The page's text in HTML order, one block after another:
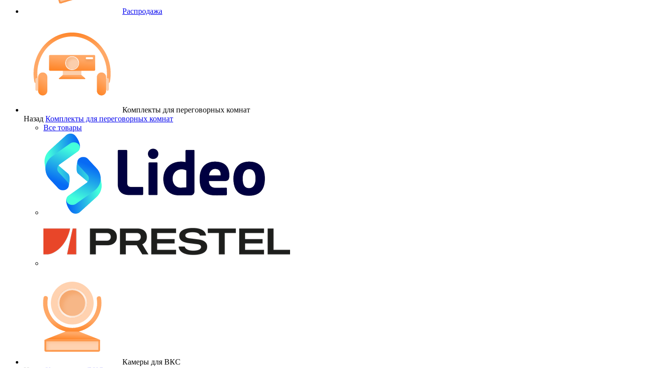
Распродажа
Комплекты для переговорных комнат
Назад Комплекты для переговорных комнат
Все товары
Камеры для ВКС